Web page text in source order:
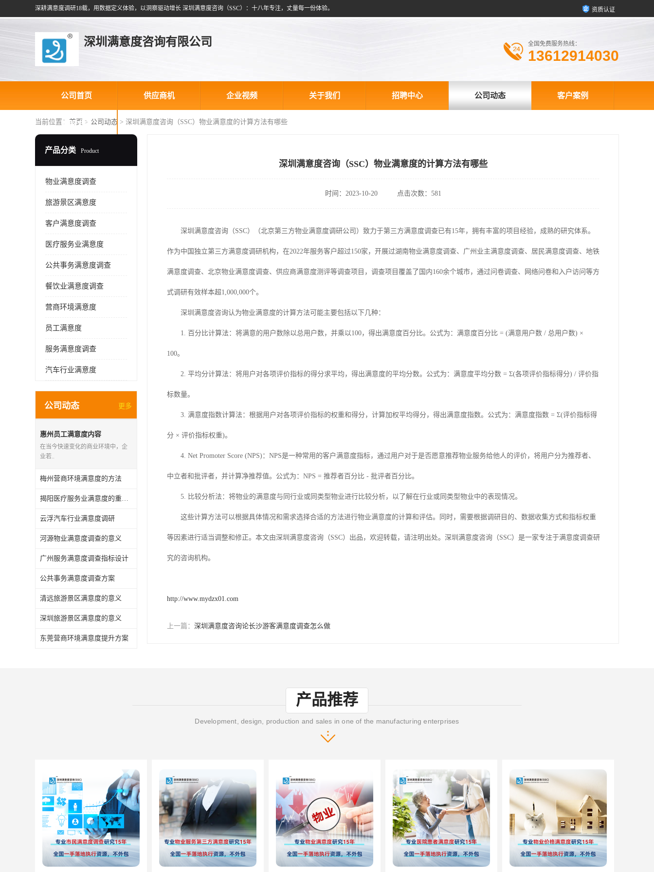
深耕满意度调研18载，用数据定义体验，以洞察驱动增长 深圳满意度咨询（SSC）：十八年专注，丈量每一份体验。 资质认证
深圳满意度咨询有限公司 全国免费服务热线：
13612914030
公司首页 供应商机 企业视频 关于我们 招聘中心 公司动态 客户案例
联系方式
当前位置： 首页 > 公司动态 > 深圳满意度咨询（SSC）物业满意度的计算方法有哪些
产品分类 Product
物业满意度调查
旅游景区满意度
客户满意度调查
医疗服务业满意度
公共事务满意度调查
餐饮业满意度调查
营商环境满意度
员工满意度
服务满意度调查
汽车行业满意度
公司动态 更多
惠州员工满意度内容
在当今快速变化的商业环境中，企
业若..
梅州营商环境满意度的方法
揭阳医疗服务业满意度的重要性有哪些
云浮汽车行业满意度调研
河源物业满意度调查的意义
广州服务满意度调查指标设计
公共事务满意度调查方案
清远旅游景区满意度的意义
深圳旅游景区满意度的意义
东莞营商环境满意度提升方案
深圳满意度咨询（SSC）物业满意度的计算方法有哪些
时间：2023-10-20 点击次数：581
深圳满意度咨询（SSC）（北京第三方物业满意度调研公司 ） 致力于第三方满意度调查已有15年，拥有丰富的项目经验，成熟的研究体系。
作为中国独立第三方满意度调研机构，在2022年服务客户超过150家， 开展过湖南物业满意度调查、广州业主满意度调查、居民满意度调查、地铁
满意度调查、北京物业满意度调查、供应商满意度测评等调查项目， 调查项目覆盖了国内160余个城市，通过问卷调查、网络问卷和入户访问等方
式调研有效样本超1,000,000个。
深圳满意度咨询认为物业满意度的计算方法 可能主要包括以下几种：
1. 百分比计算法：将满意的用户数除以总用户数，并乘以100，得出满意度百分比。公式为：满意度百分比 = (满意用户数 / 总用户数) ×
100。
2. 平均分计算法：将用户对各项评价指标的得分求平均，得出满意度的平均分数。公式为：满意度平均分数 = Σ(各项评价指标得分) / 评价指
标数量。
3. 满意度指数计算法：根据用户对各项评价指标的权重和得分，计算加权平均得分，得出满意度指数。公式为：满意度指数 = Σ(评价指标得
分 × 评价指标权重)。
4. Net Promoter Score (NPS)：NPS是一种常用的客户满意度指标，通过用户对于是否愿意推荐物业服务给他人的评价，将用户分为推荐者、
中立者和批评者，并计算净推荐值。公式为：NPS = 推荐者百分比 - 批评者百分比。
5. 比较分析法：将物业的满意度与同行业或同类型物业进行比较分析，以了解在行业或同类型物业中的表现情况。
这些计算方法可以根据具体情况和需求选择合适的方法进行物业满意度的计算和评估。同时，需要根据调研目的、数据收集方式和指标权重
等因素进行适当调整和修正。 本文由深圳满意度咨询（SSC）出品，欢迎转载，请注明出处。深圳满意度咨询（SSC）是一家专注于满意度调查研
究的咨询机构。
http://www.mydzx01.com
上一篇： 深圳满意度咨询论长沙游客满意度调查怎么做
产品推荐
Development, design, production and sales in one of the manufacturing enterprises